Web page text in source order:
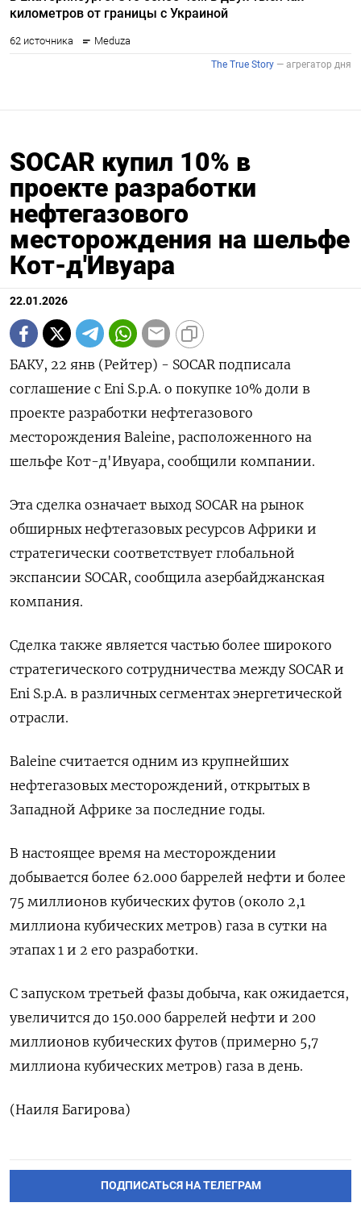
SOCAR купил 10% в
проекте разработки
нефтегазового
месторождения на шельфе
Кот-д'Ивуара
22.01.2026
БАКУ, 22 янв (Рейтер) - SOCAR подписала
соглашение с Eni S.p.A. о покупке ⁠10% доли в
проекте разработки нефтегазового
месторождения Baleine, расположенного на
шельфе Кот-д'Ивуара, ⁠сообщили компании.
Эта сделка ​означает выход SOCAR ⁠на рынок
обширных нефтегазовых ресурсов Африки и
⁠стратегически соответствует глобальной
экспансии SOCAR, сообщила азербайджанская
компания.
Сделка ‌также является частью более ‍широкого
стратегического сотрудничества между SOCAR и
‌Eni S.p.A. в различных ​сегментах энергетической
отрасли.
Baleine считается одним из крупнейших
нефтегазовых месторождений, открытых в
Западной ⁠Африке за последние ‍годы.
В настоящее время на месторождении
добывается ‌более 62.000 баррелей нефти и более
75 миллионов кубических футов (около 2,1
миллиона кубических метров) газа в сутки на
этапах 1 и 2 ‍его разработки.
С запуском ‍третьей фазы добыча, как ожидается,
увеличится до 150.‍000 баррелей нефти и 200
миллионов кубических футов (примерно 5,7
⁠миллиона кубических метров) газа в день.
(Наиля Багирова)
ПОДПИСАТЬСЯ НА ТЕЛЕГРАМ